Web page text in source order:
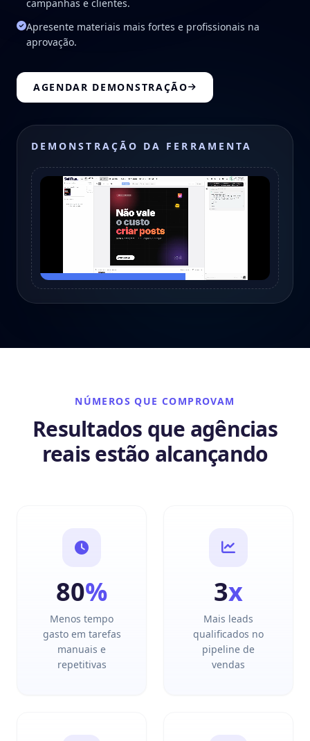
campanhas e clientes.
Apresente materiais mais fortes e profissionais na
aprovação.
AGENDAR DEMONSTRAÇÃO
DEMONSTRAÇÃO DA FERRAMENTA
NÚMEROS QUE COMPROVAM
Resultados que agências
reais estão alcançando
80%
Menos tempo
gasto em tarefas
manuais e
repetitivas
3x
Mais leads
qualificados no
pipeline de
vendas